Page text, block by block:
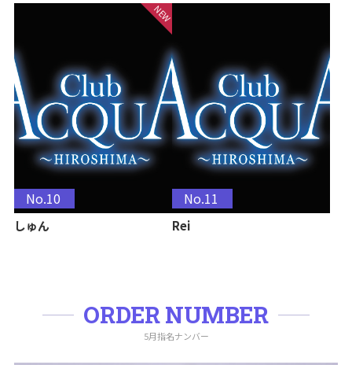
No.10
しゅん
No.11
Rei
ORDER NUMBER
5月指名ナンバー